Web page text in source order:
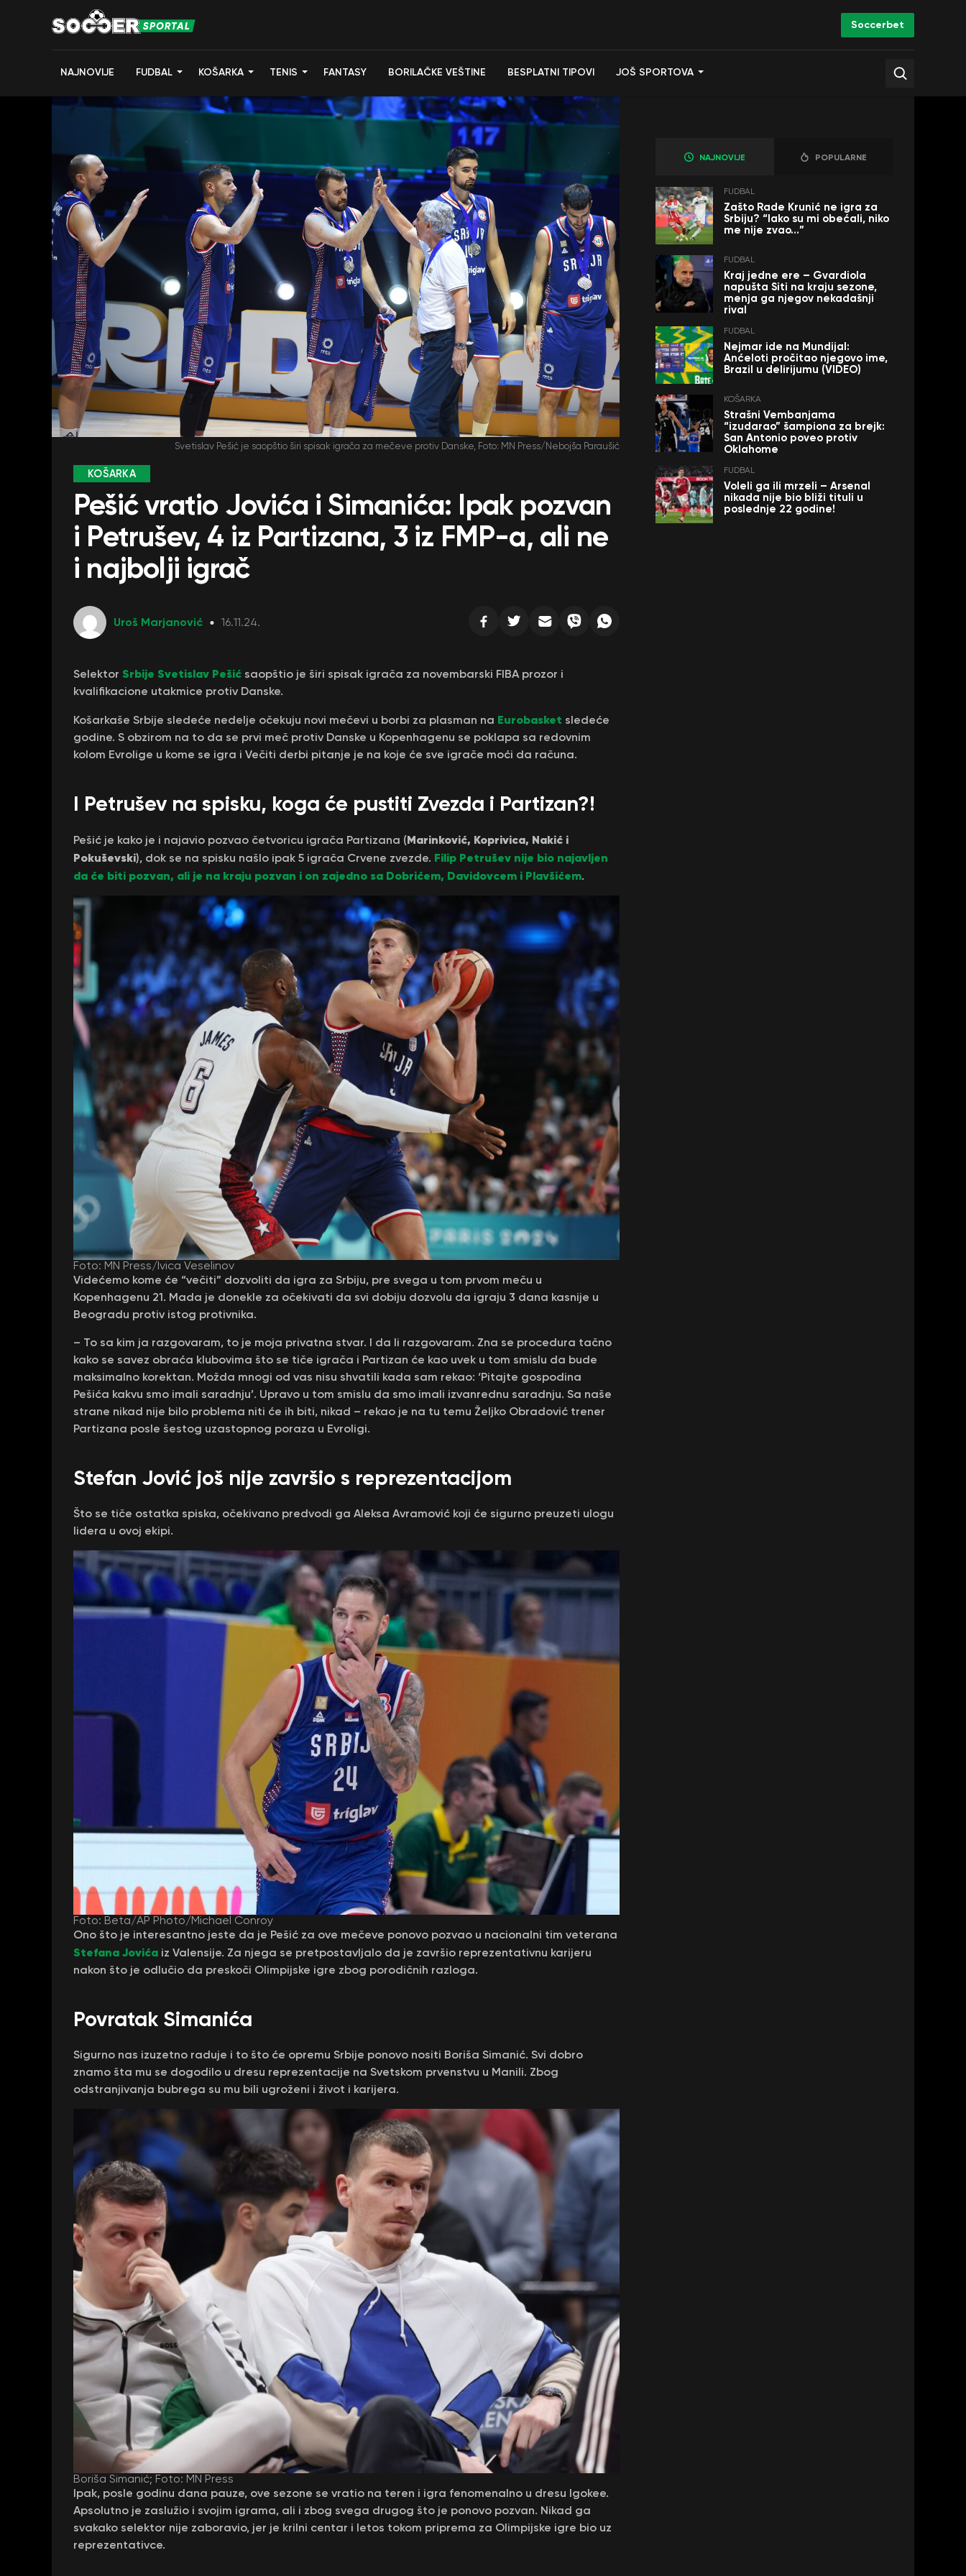
Soccerbet
NAJNOVIJE FUDBAL KOŠARKA TENIS FANTASY BORILAČKE VEŠTINE BESPLATNI TIPOVI JOŠ SPORTOVA
Svetislav Pešić je saopštio širi spisak igrača za mečeve protiv Danske, Foto: MN Press/Nebojša Paraušić
KOŠARKA
Pešić vratio Jovića i Simanića: Ipak pozvan
i Petrušev, 4 iz Partizana, 3 iz FMP-a, ali ne
i najbolji igrač
Uroš Marjanović 16.11.24.
Selektor Srbije Svetislav Pešić saopštio je širi spisak igrača za novembarski FIBA prozor i
kvalifikacione utakmice protiv Danske.
Košarkaše Srbije sledeće nedelje očekuju novi mečevi u borbi za plasman na Eurobasket sledeće
godine. S obzirom na to da se prvi meč protiv Danske u Kopenhagenu se poklapa sa redovnim
kolom Evrolige u kome se igra i Večiti derbi pitanje je na koje će sve igrače moći da računa.
I Petrušev na spisku, koga će pustiti Zvezda i Partizan?!
Pešić je kako je i najavio pozvao četvoricu igrača Partizana (Marinković, Koprivica, Nakić i
Pokuševski), dok se na spisku našlo ipak 5 igrača Crvene zvezde. Filip Petrušev nije bio najavljen
da će biti pozvan, ali je na kraju pozvan i on zajedno sa Dobrićem, Davidovcem i Plavšićem.
Foto: MN Press/Ivica Veselinov
Videćemo kome će “večiti” dozvoliti da igra za Srbiju, pre svega u tom prvom meču u
Kopenhagenu 21. Mada je donekle za očekivati da svi dobiju dozvolu da igraju 3 dana kasnije u
Beogradu protiv istog protivnika.
– To sa kim ja razgovaram, to je moja privatna stvar. I da li razgovaram. Zna se procedura tačno
kako se savez obraća klubovima što se tiče igrača i Partizan će kao uvek u tom smislu da bude
maksimalno korektan. Možda mnogi od vas nisu shvatili kada sam rekao: ‘Pitajte gospodina
Pešića kakvu smo imali saradnju’. Upravo u tom smislu da smo imali izvanrednu saradnju. Sa naše
strane nikad nije bilo problema niti će ih biti, nikad – rekao je na tu temu Željko Obradović trener
Partizana posle šestog uzastopnog poraza u Evroligi.
Stefan Jović još nije završio s reprezentacijom
Što se tiče ostatka spiska, očekivano predvodi ga Aleksa Avramović koji će sigurno preuzeti ulogu
lidera u ovoj ekipi.
Foto: Beta/AP Photo/Michael Conroy
Ono što je interesantno jeste da je Pešić za ove mečeve ponovo pozvao u nacionalni tim veterana
Stefana Jovića iz Valensije. Za njega se pretpostavljalo da je završio reprezentativnu karijeru
nakon što je odlučio da preskoči Olimpijske igre zbog porodičnih razloga.
Povratak Simanića
Sigurno nas izuzetno raduje i to što će opremu Srbije ponovo nositi Boriša Simanić. Svi dobro
znamo šta mu se dogodilo u dresu reprezentacije na Svetskom prvenstvu u Manili. Zbog
odstranjivanja bubrega su mu bili ugroženi i život i karijera.
Boriša Simanić; Foto: MN Press
Ipak, posle godinu dana pauze, ove sezone se vratio na teren i igra fenomenalno u dresu Igokee.
Apsolutno je zaslužio i svojim igrama, ali i zbog svega drugog što je ponovo pozvan. Nikad ga
svakako selektor nije zaboravio, jer je krilni centar i letos tokom priprema za Olimpijske igre bio uz
reprezentativce.
NAJNOVIJE POPULARNE
FUDBAL
Zašto Rade Krunić ne igra za
Srbiju? “Iako su mi obećali, niko
me nije zvao…”
FUDBAL
Kraj jedne ere – Gvardiola
napušta Siti na kraju sezone,
menja ga njegov nekadašnji
rival
FUDBAL
Nejmar ide na Mundijal:
Anćeloti pročitao njegovo ime,
Brazil u delirijumu (VIDEO)
KOŠARKA
Strašni Vembanjama
“izudarao” šampiona za brejk:
San Antonio poveo protiv
Oklahome
FUDBAL
Voleli ga ili mrzeli – Arsenal
nikada nije bio bliži tituli u
poslednje 22 godine!